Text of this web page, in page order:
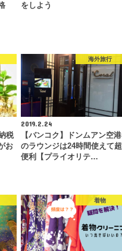
をしよう
税
お
海外旅行
2019.2.24
【バンコク】ドンムアン空港
のラウンジは24時間使えて超
便利【プライオリテ…
着物